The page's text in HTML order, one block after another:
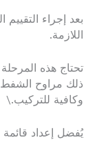
بعد إجراء
اللازمة.
تحتاج هذه
ذلك مراوح الشفط،
وكافية للتركيب.\
يُفضل إعداد قائمة